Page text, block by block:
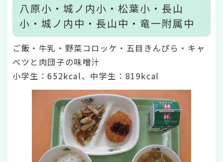
八原小・城ノ内小・松葉小・長山
小・城ノ内中・長山中・竜一附属中
ご飯・牛乳・野菜コロッケ・五目きんぴら・キャ
ベツと肉団子の味噌汁
小学生：652kcal、中学生：819kcal